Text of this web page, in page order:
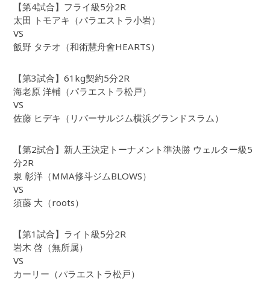
【第4試合】フライ級5分2R
太田 トモアキ（パラエストラ小岩）
VS
飯野 タテオ（和術慧舟會HEARTS）
【第3試合】61kg契約5分2R
海老原 洋輔（パラエストラ松戸）
VS
佐藤 ヒデキ（リバーサルジム横浜グランドスラム）
【第2試合】新人王決定トーナメント準決勝 ウェルター級5
分2R
泉 彰洋（MMA修斗ジムBLOWS）
VS
須藤 大（roots）
【第1試合】ライト級5分2R
岩木 啓（無所属）
VS
カーリー（パラエストラ松戸）